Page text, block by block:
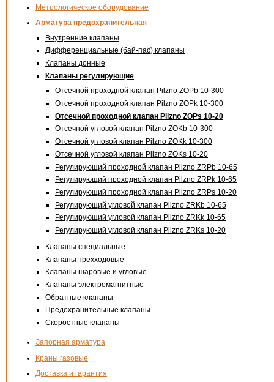
Метрологическое оборудование
Арматура предохранительная
Внутренние клапаны
Дифференциальные (бай-пас) клапаны
Клапаны донные
Клапаны регулирующие
Отсечной проходной клапан Pilzno ZOPb 10-300
Отсечной проходной клапан Pilzno ZOPk 10-300
Отсечной проходной клапан Pilzno ZOPs 10-20
Отсечной угловой клапан Pilzno ZOKb 10-300
Отсечной угловой клапан Pilzno ZOKk 10-300
Отсечной угловой клапан Pilzno ZOKs 10-20
Регулирующий проходной клапан Pilzno ZRPb 10-65
Регулирующий проходной клапан Pilzno ZRPk 10-65
Регулирующий проходной клапан Pilzno ZRPs 10-20
Регулирующий угловой клапан Pilzno ZRKb 10-65
Регулирующий угловой клапан Pilzno ZRKk 10-65
Регулирующий угловой клапан Pilzno ZRKs 10-20
Клапаны специальные
Клапаны трехходовые
Клапаны шаровые и угловые
Клапаны электромагнитные
Обратные клапаны
Предохранительные клапаны
Скоростные клапаны
Запорная арматура
Краны газовые
Доставка и гарантия